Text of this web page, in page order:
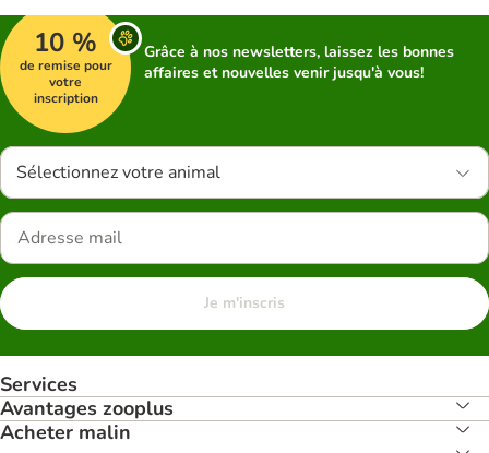
10 %
de remise pour
votre
inscription
Grâce à nos newsletters, laissez les bonnes
affaires et nouvelles venir jusqu'à vous!
Sélectionnez votre animal
Je m'inscris
Services
Avantages zooplus
Acheter malin